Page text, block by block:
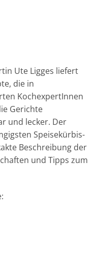
Ute Ligges liefert
die in
KochexpertInnen
Gerichte
und lecker. Der
Speisekürbis-
Beschreibung der
und Tipps zum